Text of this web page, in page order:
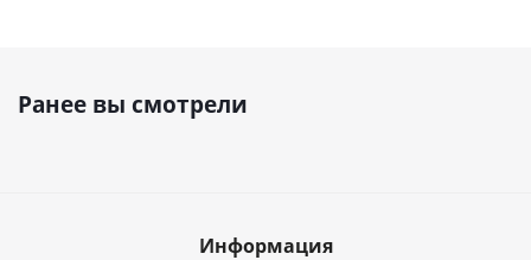
Ранее вы смотрели
Информация